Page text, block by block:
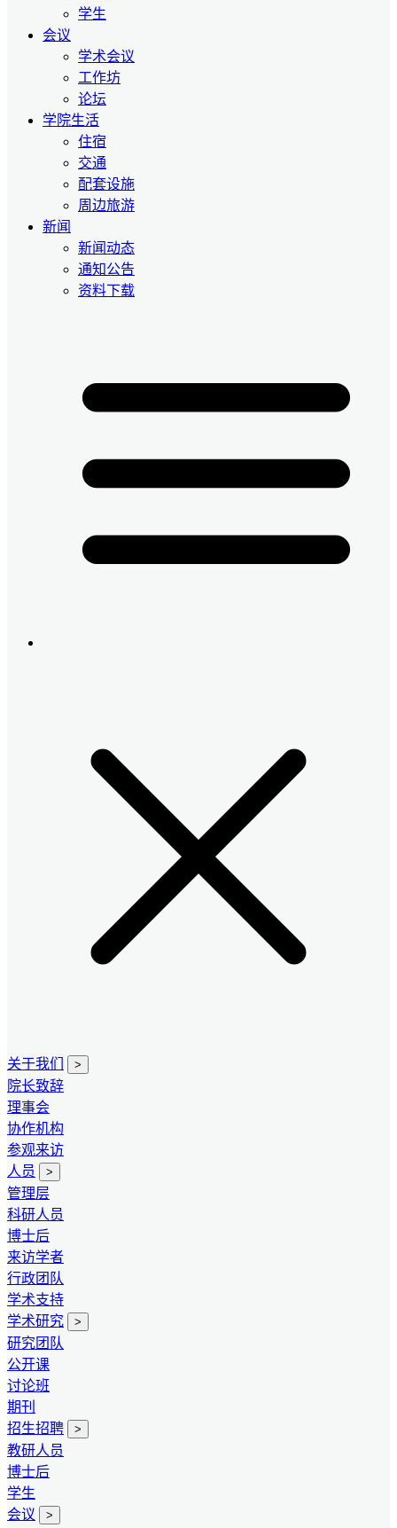
学生
会议
学术会议
工作坊
论坛
学院生活
住宿
交通
配套设施
周边旅游
新闻
新闻动态
通知公告
资料下载
关于我们 >
院长致辞
理事会
协作机构
参观来访
人员
>
管理层
科研人员
博士后
来访学者
行政团队
学术支持
学术研究
>
研究团队
公开课
讨论班
期刊
招生招聘
>
教研人员
博士后
学生
会议
>